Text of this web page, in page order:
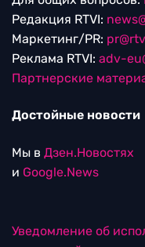
Редакция RTVI:
Маркетинг/PR:
Реклама RTVI: adv-
Партнерские
Достойные новости
Мы в Дзен.Новостях
и Google.News
Уведомление об